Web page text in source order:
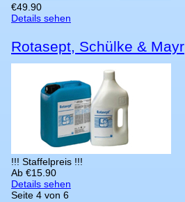
€49.90
Details sehen
Rotasept, Schülke & Mayr
!!! Staffelpreis !!!
Ab €15.90
Details sehen
Seite 4 von 6